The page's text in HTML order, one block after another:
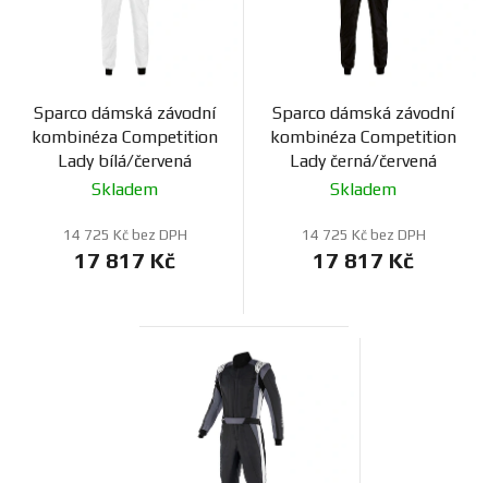
Sparco dámská závodní
kombinéza Competition
Lady bílá/červená
Skladem
14 725 Kč bez DPH
17 817 Kč
Sparco dámská závodní
kombinéza Competition
Lady černá/červená
Skladem
14 725 Kč bez DPH
17 817 Kč